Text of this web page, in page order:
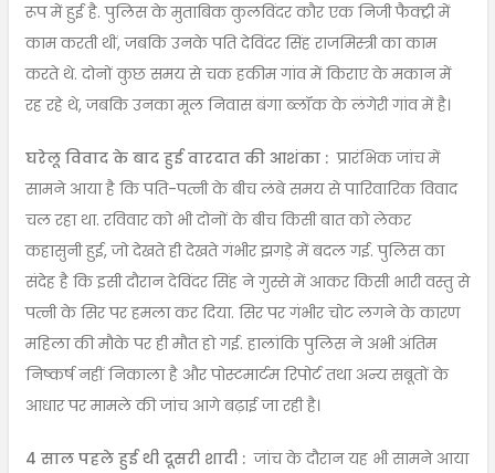
रूप में हुई है. पुलिस के मुताबिक कुलविंदर कौर एक निजी फैक्ट्री में
काम करती थीं, जबकि उनके पति देविंदर सिंह राजमिस्त्री का काम
करते थे. दोनों कुछ समय से चक हकीम गांव में किराए के मकान में
रह रहे थे, जबकि उनका मूल निवास बंगा ब्लॉक के लंगेरी गांव में है।
घरेलू विवाद के बाद हुई वारदात की आशंका :प्रारंभिक जांच में
सामने आया है कि पति-पत्नी के बीच लंबे समय से पारिवारिक विवाद
चल रहा था. रविवार को भी दोनों के बीच किसी बात को लेकर
कहासुनी हुई, जो देखते ही देखते गंभीर झगड़े में बदल गई. पुलिस का
संदेह है कि इसी दौरान देविंदर सिंह ने गुस्से में आकर किसी भारी वस्तु से
पत्नी के सिर पर हमला कर दिया. सिर पर गंभीर चोट लगने के कारण
महिला की मौके पर ही मौत हो गई. हालांकि पुलिस ने अभी अंतिम
निष्कर्ष नहीं निकाला है और पोस्टमार्टम रिपोर्ट तथा अन्य सबूतों के
आधार पर मामले की जांच आगे बढ़ाई जा रही है।
4 साल पहले हुई थी दूसरी शादी :जांच के दौरान यह भी सामने आया